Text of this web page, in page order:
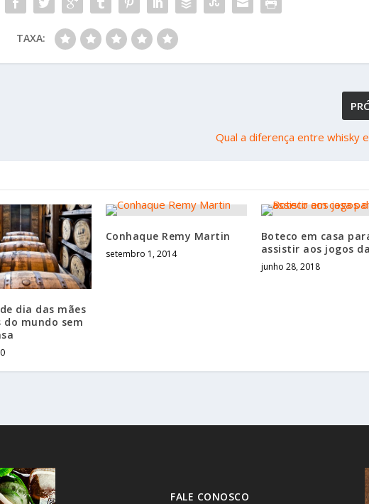
TAXA:
Qual a diferença entre whisky
dia das mães
do mundo sem
Conhaque Remy Martin
setembro 1, 2014
Boteco em casa
assistir aos jogos
junho 28, 2018
FALE CONOSCO